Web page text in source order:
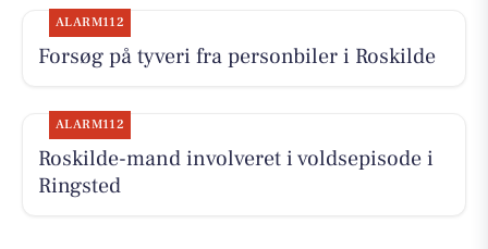
ALARM112
Forsøg på tyveri fra personbiler i Roskilde
ALARM112
Roskilde-mand involveret i voldsepisode i
Ringsted